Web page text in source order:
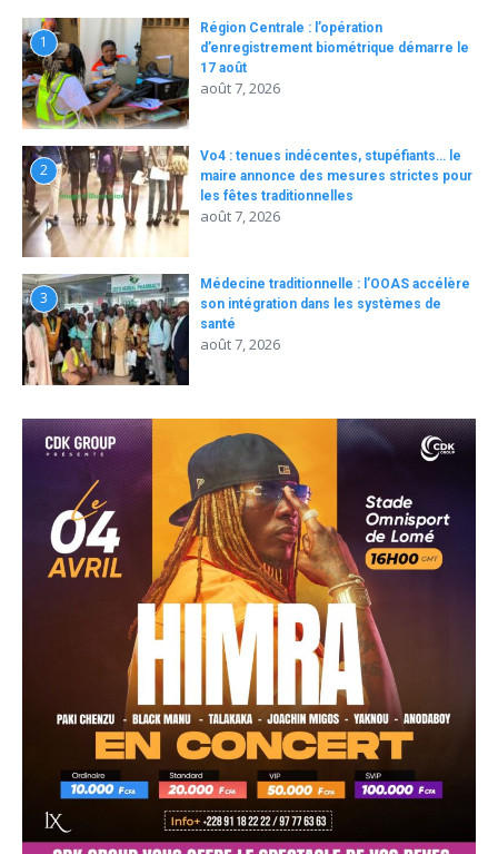
1
Région Centrale : l’opération
d’enregistrement biométrique démarre le
17 août
août 7, 2026
2
Vo4 : tenues indécentes, stupéfiants… le
maire annonce des mesures strictes pour
les fêtes traditionnelles
août 7, 2026
3
Médecine traditionnelle : l’OOAS accélère
son intégration dans les systèmes de
santé
août 7, 2026